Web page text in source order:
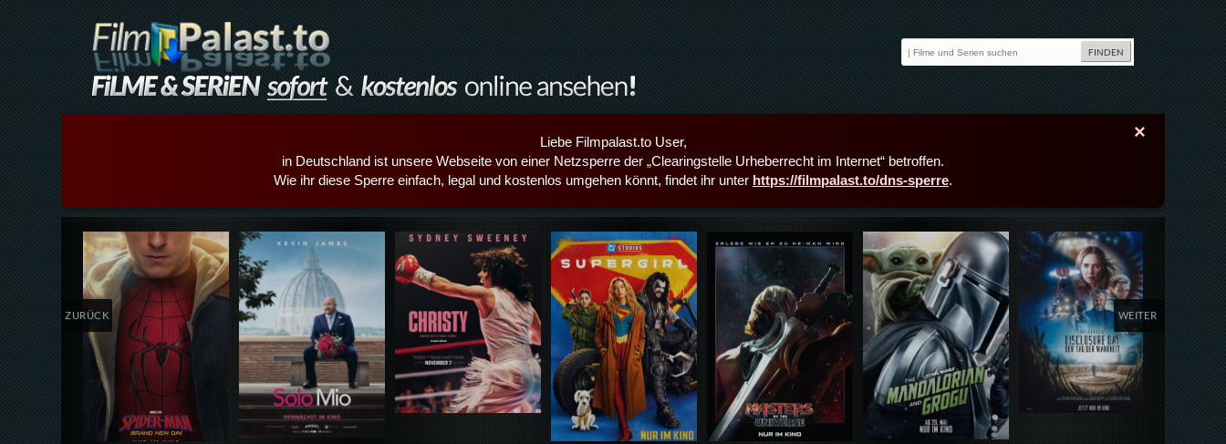
×
Liebe Filmpalast.to User,
in Deutschland ist unsere Webseite von einer Netzsperre der „Clearingstelle Urheberrecht im Internet“ betroffen.
Wie ihr diese Sperre einfach, legal und kostenlos umgehen könnt, findet ihr unter https://filmpalast.to/dns-sperre.
Details,Play Details,Play Details,Play Details,Play Details,Play Details,Play Details,Play
ZURÜCK WEITER